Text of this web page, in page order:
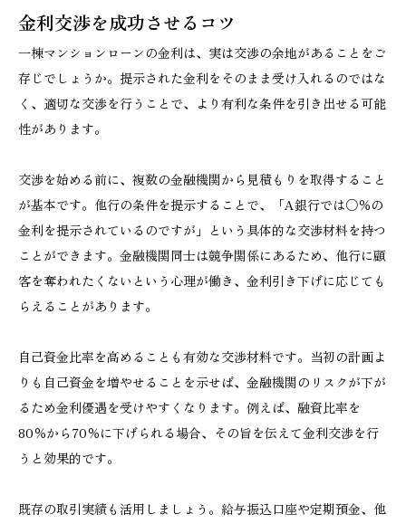
金利交渉を成功させるコツ
一棟マンションローンの金利は、実は交渉の余地があることをご
存じでしょうか。提示された金利をそのまま受け入れるのではな
く、適切な交渉を行うことで、より有利な条件を引き出せる可能
性があります。
交渉を始める前に、複数の金融機関から見積もりを取得すること
が基本です。他行の条件を提示することで、「A銀行では○％の
金利を提示されているのですが」という具体的な交渉材料を持つ
ことができます。金融機関同士は競争関係にあるため、他行に顧
客を奪われたくないという心理が働き、金利引き下げに応じても
らえることがあります。
自己資金比率を高めることも有効な交渉材料です。当初の計画よ
りも自己資金を増やせることを示せば、金融機関のリスクが下が
るため金利優遇を受けやすくなります。例えば、融資比率を
80％から70％に下げられる場合、その旨を伝えて金利交渉を行
うと効果的です。
既存の取引実績も活用しましょう。給与振込口座や定期預金、他